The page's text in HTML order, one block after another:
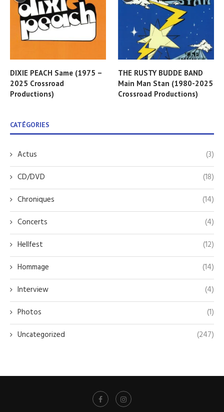
DIXIE PEACH Same (1975 –
2025 Crossroad
Productions)
THE RUSTY BUDDE BAND
Main Man Stan (1980-2025
Crossroad Productions)
CATÉGORIES
Actus
(3)
CD/DVD
(18)
Chroniques
(14)
Concerts
(4)
Hellfest
(12)
Hommage
(14)
Interview
(4)
Photos
(1)
Uncategorized
(247)